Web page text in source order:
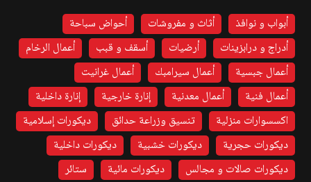
أبواب و نوافذ أثاث و مفروشات
أحواض سباحة
أدراج و درابزينات
أرضيات أسقف و قبب
أعمال الرخام
أعمال جبسية
أعمال سيرامبك
أعمال غرانيت
أعمال فنية
أعمال معدنية إنارة خارجية
إنارة داخلية
اكسسوارات منزلية
تنسيق وزراعة حدائق
ديكورات إسلامية
ديكورات حجرية
ديكورات خشبية
ديكورات داخلية
ديكورات صالات و مجالس
ديكورات مائية
ستائر